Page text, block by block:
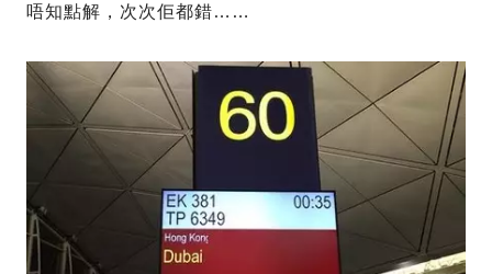
唔知點解，次次佢都錯……